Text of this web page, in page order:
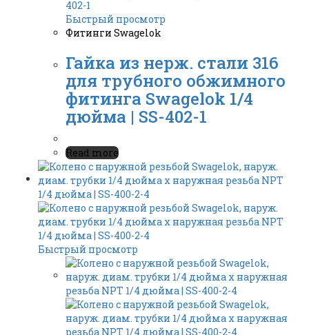
Быстрый просмотр
Фитинги Swagelok
Гайка из нерж. стали 316
для трубного обжимного
фитинга Swagelok 1/4
дюйма | SS-402-1
Read more
Быстрый просмотр